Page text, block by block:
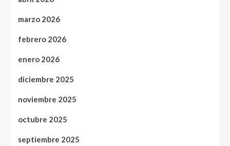
marzo 2026
febrero 2026
enero 2026
diciembre 2025
noviembre 2025
octubre 2025
septiembre 2025